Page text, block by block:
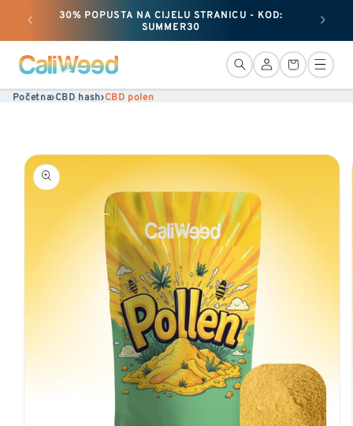
Preskoči
i
preskoči
na
sadržaj
30% POPUSTA NA CIJELU STRANICU - KOD:
SUMMER30 + 25
VezaKošara
Početna›CBD hash›CBD polen
Prijeđi
na
informacije